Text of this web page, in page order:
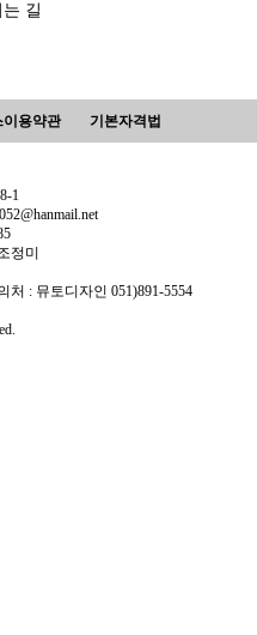
길
이용약관 기본자격법
1
정미
: 뮤토디자인 051)891-5554